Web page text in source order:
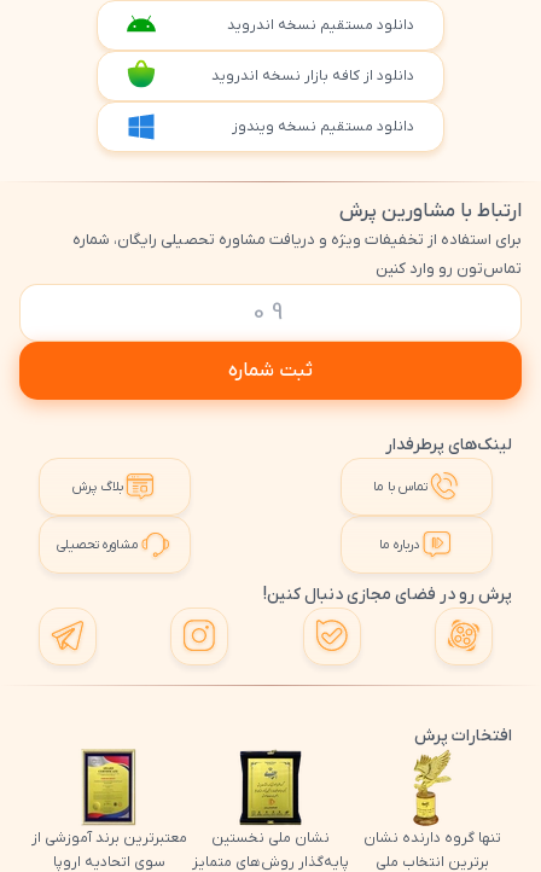
دانلود مستقیم نسخه اندروید
دانلود از کافه بازار نسخه اندروید
دانلود مستقیم نسخه ویندوز
ارتباط با مشاورین پرش
برای استفاده از تخفیفات ویژه و دریافت مشاوره تحصیلی رایگان، شماره
تماس‌تون رو وارد کنین
ثبت شماره
لینک‌های پرطرفدار
تماس با ما بلاگ پرش
درباره ما مشاوره تحصیلی
پرش رو در فضای مجازی دنبال کنین!
افتخارات پرش
تنها گروه دارنده نشان
برترین انتخاب ملی
نشان ملی نخستین
پایه‌گذار روش‌های متمایز
معتبرترین برند آموزشی از
سوی اتحادیه اروپا